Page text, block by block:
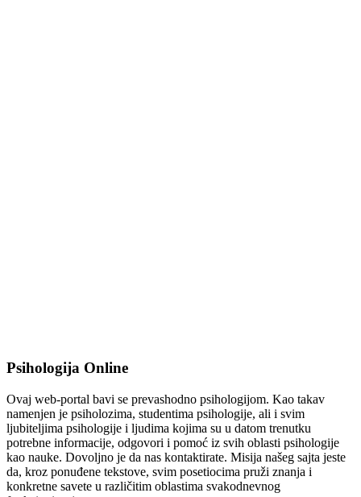
Psihologija Online
Ovaj web-portal bavi se prevashodno psihologijom. Kao takav
namenjen je psiholozima, studentima psihologije, ali i svim
ljubiteljima psihologije i ljudima kojima su u datom trenutku
potrebne informacije, odgovori i pomoć iz svih oblasti psihologije
kao nauke. Dovoljno je da nas kontaktirate. Misija našeg sajta jeste
da, kroz ponuđene tekstove, svim posetiocima pruži znanja i
konkretne savete u različitim oblastima svakodnevnog